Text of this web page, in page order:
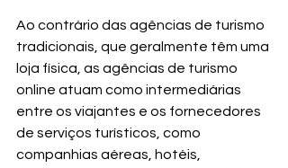
Ao contrário das agências de turismo
tradicionais, que geralmente têm uma
loja física, as agências de turismo
online atuam como intermediárias
entre os viajantes e os fornecedores
de serviços turísticos, como
companhias aéreas, hotéis,